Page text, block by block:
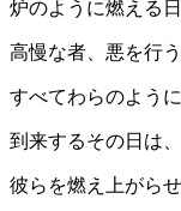
炉のように燃える日
高慢な者、悪を行
すべてわらのように
到来するその日は
彼らを燃え上がら